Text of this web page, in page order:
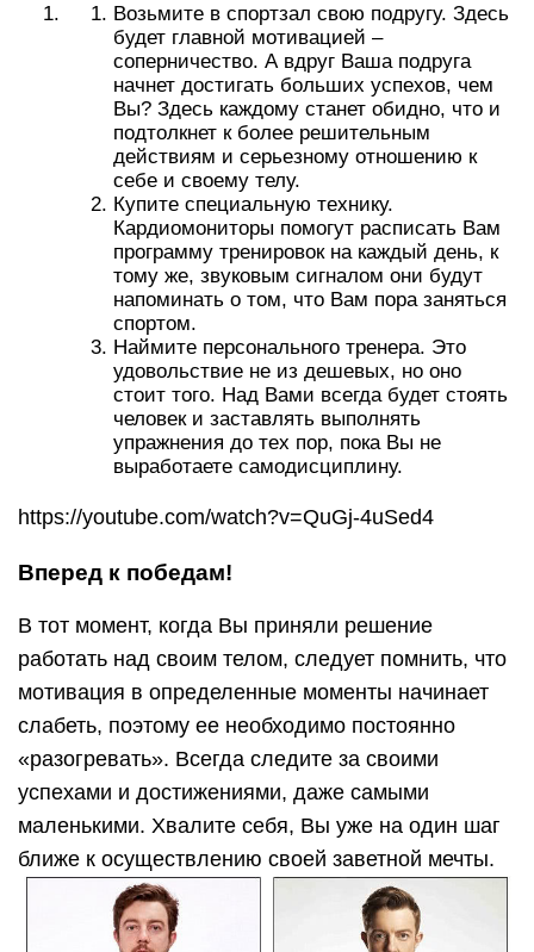
Возьмите в спортзал свою подругу. Здесь
будет главной мотивацией –
соперничество. А вдруг Ваша подруга
начнет достигать больших успехов, чем
Вы? Здесь каждому станет обидно, что и
подтолкнет к более решительным
действиям и серьезному отношению к
себе и своему телу.
Купите специальную технику.
Кардиомониторы помогут расписать Вам
программу тренировок на каждый день, к
тому же, звуковым сигналом они будут
напоминать о том, что Вам пора заняться
спортом.
Наймите персонального тренера. Это
удовольствие не из дешевых, но оно
стоит того. Над Вами всегда будет стоять
человек и заставлять выполнять
упражнения до тех пор, пока Вы не
выработаете самодисциплину.
https://youtube.com/watch?v=QuGj-4uSed4
Вперед к победам!
В тот момент, когда Вы приняли решение
работать над своим телом, следует помнить, что
мотивация в определенные моменты начинает
слабеть, поэтому ее необходимо постоянно
«разогревать». Всегда следите за своими
успехами и достижениями, даже самыми
маленькими. Хвалите себя, Вы уже на один шаг
ближе к осуществлению своей заветной мечты.